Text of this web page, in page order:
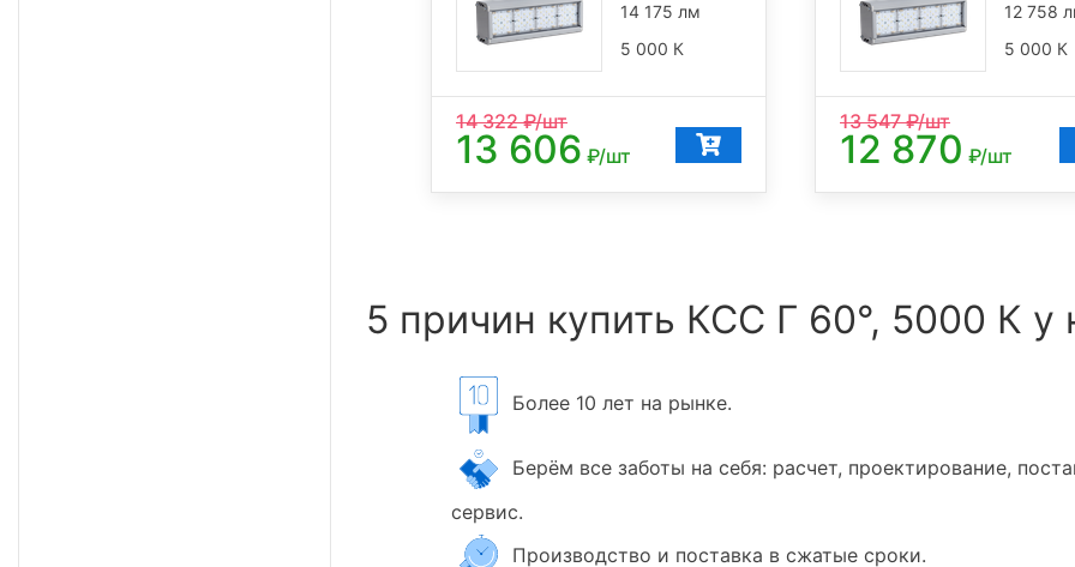
14 175 лм
5 000 К
14 322₽/шт
13 606 ₽/шт
12 758
5 000 К
13 547₽/шт
12 870 ₽/шт
5 причин купить КСС Г 60°, 5000 К у
Более 10 лет на рынке.
Берём все заботы на себя: расчет, проектирование,
сервис.
Производство и поставка в сжатые сроки.